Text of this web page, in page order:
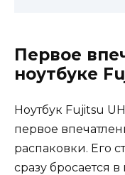
Первое
ноутбуке
Ноутбук Fujitsu
первое
распаковки. Его
сразу бросается